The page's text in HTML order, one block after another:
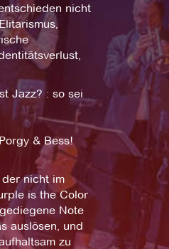
nicht
Jazz? : so sei
& Bess!
nicht im
is the Color
Note
auslösen, und
zu